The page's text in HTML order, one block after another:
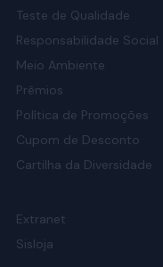
Teste de Qualidade
Responsabilidade Social
Meio Ambiente
Prêmios
Política de Promoções
Cupom de Desconto
Cartilha da Diversidade
Extranet
Sisloja